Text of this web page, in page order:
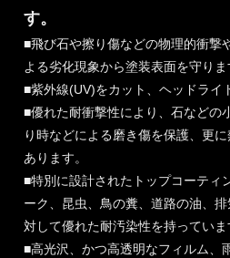
す。
■飛び石や擦り傷などの物理的衝撃
よる劣化現象から塗装表面を守りま
■紫外線(UV)をカット、ヘッドライ
■優れた耐衝撃性により、石などの
り時などによる磨き傷を保護、更
あります。
■特別に設計されたトップコーティ
ーク、昆虫、鳥の糞、道路の油、
対して優れた耐汚染性を持っていま
■高光沢、かつ高透明なフィルム、